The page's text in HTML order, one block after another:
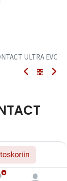
0
ULTRA EVC